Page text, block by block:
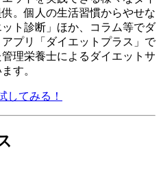
。個人の生活習慣からやせな
ト診断」ほか、コラム等でダ
プリ「ダイエットプラス」で
理栄養士によるダイエットサ
す。
してみる！